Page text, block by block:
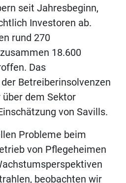
seit Jahresbeginn,
Investoren ab.
rund 270
18.600
Das
Betreiberinsolvenzen
dem Sektor
von Savills.
Probleme beim
von Pflegeheimen
beobachten wir